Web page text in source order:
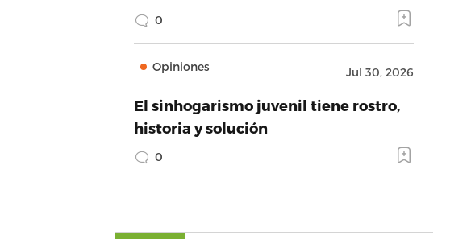
0
Opiniones Jul 30, 2026
El sinhogarismo juvenil tiene rostro,
historia y solución
0